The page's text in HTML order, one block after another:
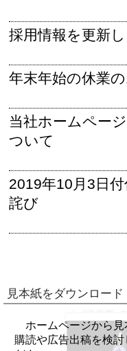
採用情報を更新
年末年始の休業
当社ホームペー
ついて
2019年10月3日
詫び
見本紙をダウンロード
ホームページから
購読や広告出稿を検